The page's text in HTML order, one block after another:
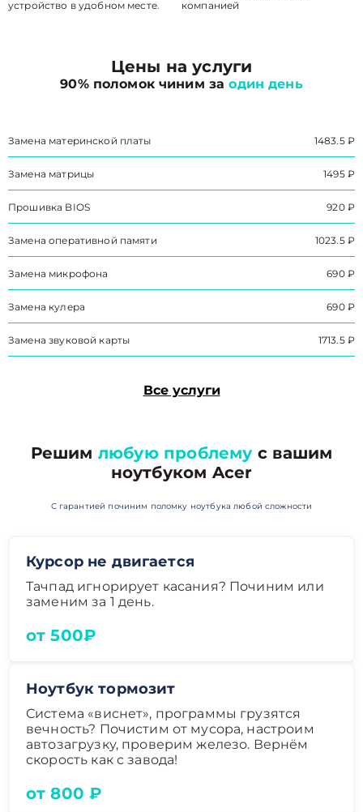
устройство в удобном месте.
компанией
Цены на услуги
90% поломок чиним заодин день
Замена материнской платы 1483.5 ₽
Замена матрицы 1495 ₽
Прошивка BIOS 920 ₽
Замена оперативной памяти 1023.5 ₽
Замена микрофона 690 ₽
Замена кулера 690 ₽
Замена звуковой карты 1713.5 ₽
Все услуги
Решим любую проблему с вашим
ноутбуком Acer
С гарантией починим поломку ноутбука любой сложности
Курсор не двигается
Тачпад игнорирует касания? Починим или
заменим за 1 день.
от 500₽
Ноутбук тормозит
Система «виснет», программы грузятся
вечность? Почистим от мусора, настроим
автозагрузку, проверим железо. Вернём
скорость как с завода!
от 800 ₽